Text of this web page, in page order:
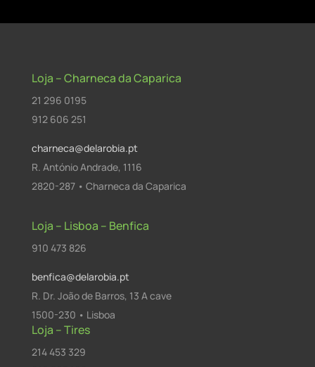
Loja – Charneca da Caparica
21 296 0195
912 606 251
charneca@delarobia.pt
R. António Andrade, 1116
2820-287 • Charneca da Caparica
Loja – Lisboa – Benfica
910 473 826
benfica@delarobia.pt
R. Dr. João de Barros, 13 A cave
1500-230 • Lisboa
Loja – Tires
214 453 329